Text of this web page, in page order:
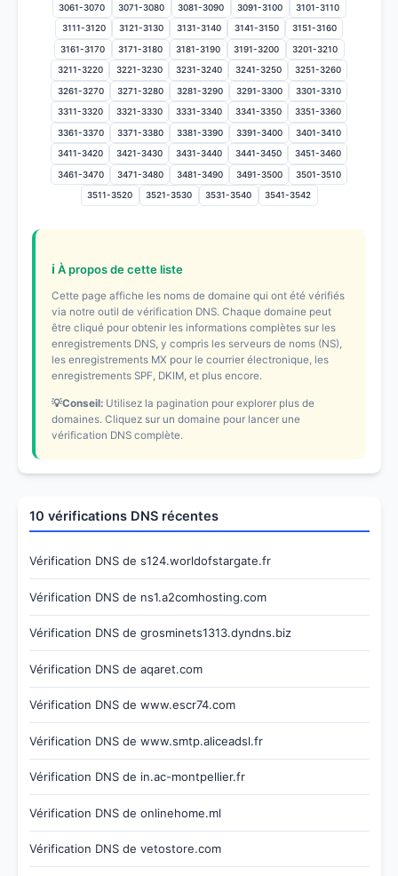
3061-3070 3071-3080 3081-3090 3091-3100 3101-3110
3111-3120 3121-3130 3131-3140 3141-3150 3151-3160
3161-3170 3171-3180 3181-3190 3191-3200 3201-3210
3211-3220 3221-3230 3231-3240 3241-3250 3251-3260
3261-3270 3271-3280 3281-3290 3291-3300 3301-3310
3311-3320 3321-3330 3331-3340 3341-3350 3351-3360
3361-3370 3371-3380 3381-3390 3391-3400 3401-3410
3411-3420 3421-3430 3431-3440 3441-3450 3451-3460
3461-3470 3471-3480 3481-3490 3491-3500 3501-3510
3511-3520 3521-3530 3531-3540 3541-3542
ℹ️ À propos de cette liste
Cette page affiche les noms de domaine qui ont été vérifiés
via notre outil de vérification DNS. Chaque domaine peut
être cliqué pour obtenir les informations complètes sur les
enregistrements DNS, y compris les serveurs de noms (NS),
les enregistrements MX pour le courrier électronique, les
enregistrements SPF, DKIM, et plus encore.
💡Conseil:Utilisez la pagination pour explorer plus de
domaines. Cliquez sur un domaine pour lancer une
vérification DNS complète.
10 vérifications DNS récentes
Vérification DNS de s124.worldofstargate.fr
Vérification DNS de ns1.a2comhosting.com
Vérification DNS de grosminets1313.dyndns.biz
Vérification DNS de aqaret.com
Vérification DNS de www.escr74.com
Vérification DNS de www.smtp.aliceadsl.fr
Vérification DNS de in.ac-montpellier.fr
Vérification DNS de onlinehome.ml
Vérification DNS de vetostore.com